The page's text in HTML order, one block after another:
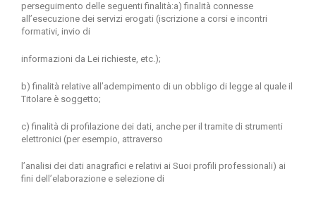
perseguimento delle seguenti finalità:a) finalità connesse
all’esecuzione dei servizi erogati (iscrizione a corsi e incontri
formativi, invio di
informazioni da Lei richieste, etc.);
b) finalità relative all’adempimento di un obbligo di legge al quale il
Titolare è soggetto;
c) finalità di profilazione dei dati, anche per il tramite di strumenti
elettronici (per esempio, attraverso
l’analisi dei dati anagrafici e relativi ai Suoi profili professionali) ai
fini dell’elaborazione e selezione di